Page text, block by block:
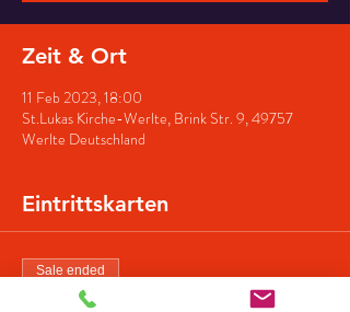
Zeit & Ort
11 Feb 2023, 18:00
St.Lukas Kirche-Werlte, Brink Str. 9, 49757
Werlte Deutschland
Eintrittskarten
Sale ended
Ticket type